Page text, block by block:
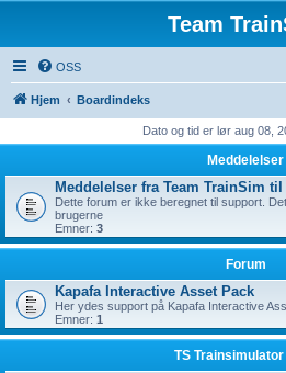
Team
OSS
Hjem Boardindeks
Dato og tid er lør aug 08,
Meddelelser
Meddelelser fra Team TrainSim
Dette forum er ikke beregnet til support.
brugerne
Emner: 3
Forum
Kapafa Interactive Asset Pack
Her ydes support på Kapafa Interactive
Emner: 1
TS Trainsimulator